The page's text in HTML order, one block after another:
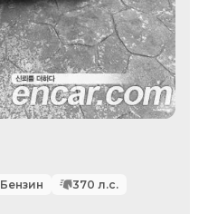
Бензин 370 л.с.